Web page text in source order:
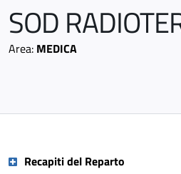
SOD
Area: MEDICA
Recapiti del Reparto